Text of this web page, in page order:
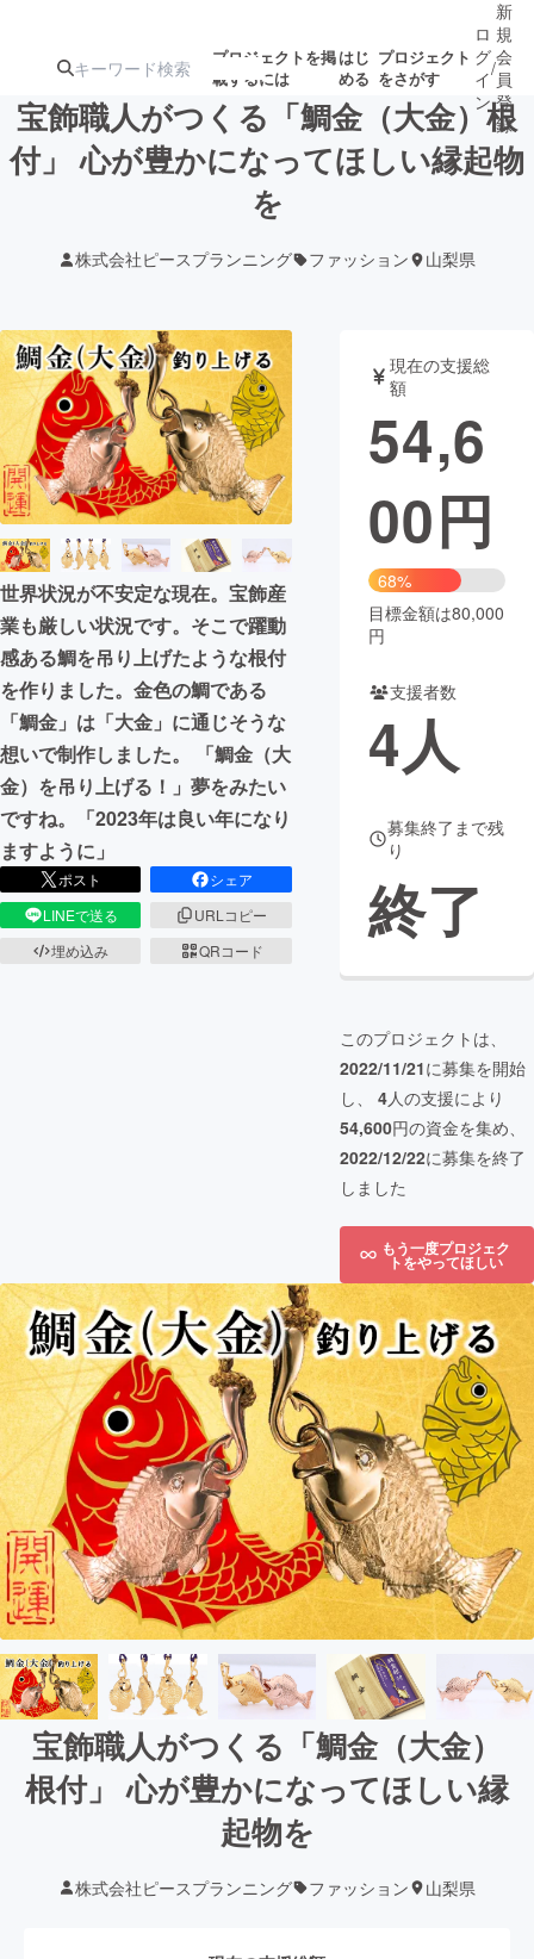
プロジェクトを掲
載するには
はじ
める
プロジェクト
をさがす
注目の新着プロ
テクノロジー・ガジェット
映像・映画 書籍・雑誌
ビジネス・起業 チャレンジ
まちづくり・地域活性化
CAMPFIRE for Social Good
CAMPFIRE Creation
CAMPFIREふるさと納税
コミュニティ
ロ
グ
イ
ン
/
新
規
会
員
登
録
宝飾職人がつくる「鯛金（大金）根
付」 心が豊かになってほしい縁起物
を
株式会社ピースプランニング ファッション 山梨県
世界状況が不安定な現在。宝飾産
業も厳しい状況です。そこで躍動
感ある鯛を吊り上げたような根付
を作りました。金色の鯛である
「鯛金」は「大金」に通じそうな
想いで制作しました。 「鯛金（大
金）を吊り上げる！」夢をみたい
ですね。「2023年は良い年になり
ますように」
ポスト
シェア
LINEで送る
URLコピー
埋め込み
QRコード
現在の支援総
額
54,6
00円
68%
目標金額は80,000
円
支援者数
4人
募集終了まで残
り
終了
このプロジェクトは、
2022/11/21に募集を開始
し、 4人の支援により
54,600円の資金を集め、
2022/12/22に募集を終了
しました
もう一度プロジェク
トをやってほしい
宝飾職人がつくる「鯛金（大金）
根付」 心が豊かになってほしい縁
起物を
株式会社ピースプランニング ファッション 山梨県